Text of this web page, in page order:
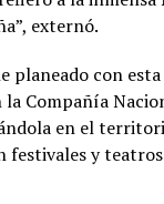
externó.
planeado con esta
Compañía
en el
festivales y teatros